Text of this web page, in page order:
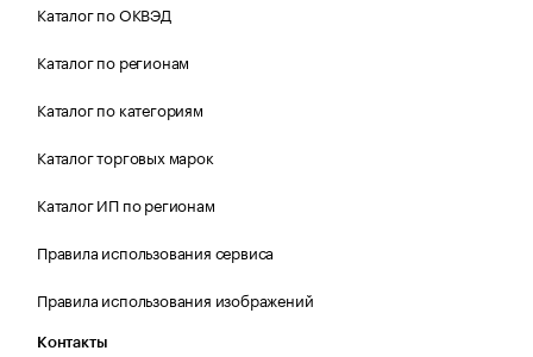
Каталог по ОКВЭД
Каталог по регионам
Каталог по категориям
Каталог торговых марок
Каталог ИП по регионам
Правила использования сервиса
Правила использования изображений
Контакты